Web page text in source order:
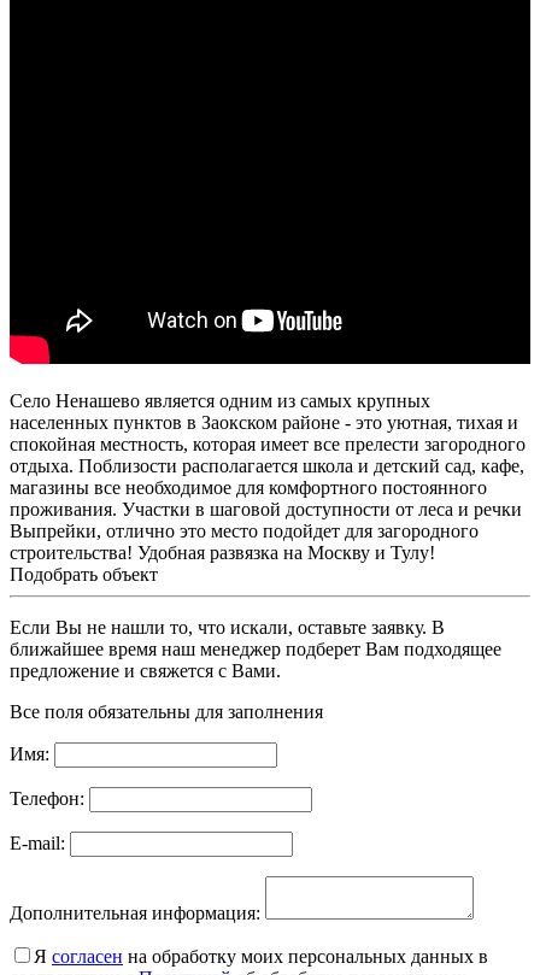
Село Ненашево является одним из самых крупных
населенных пунктов в Заокском районе - это уютная, тихая и
спокойная местность, которая имеет все прелести загородного
отдыха. Поблизости располагается школа и детский сад, кафе,
магазины все необходимое для комфортного постоянного
проживания. Участки в шаговой доступности от леса и речки
Выпрейки, отлично это место подойдет для загородного
строительства! Удобная развязка на Москву и Тулу!
Подобрать объект
Если Вы не нашли то, что искали, оставьте заявку. В
ближайшее время наш менеджер подберет Вам подходящее
предложение и свяжется с Вами.
Все поля обязательны для заполнения
Имя:
Телефон:
E-mail:
Дополнительная информация:
Я согласен на обработку моих персональных данных в